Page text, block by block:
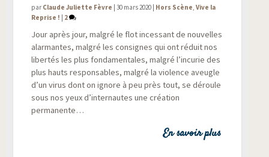
par Claude Juliette Fèvre |30 mars 2020 Hors Scène,Vive la
Reprise !
2
Jour après jour, mal­gré le flot inces­sant de nou­velles
alar­mantes, mal­gré les consignes qui ont réduit nos
liber­tés les plus fon­da­men­tales, mal­gré l’incurie des
plus hauts res­pon­sables, mal­gré la vio­lence aveugle
d’un virus dont on ignore à peu près tout, se déroule
sous nos yeux d’internautes une créa­tion
permanente…
En savoir plus